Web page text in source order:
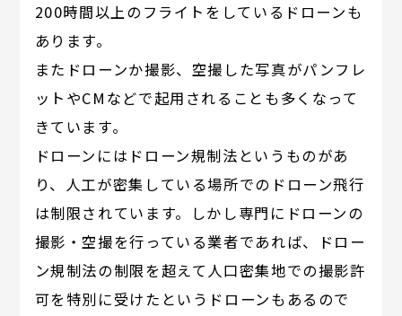
200時間以上のフライトをしているドローンも
あります。
またドローンか撮影、空撮した写真がパンフレ
ットやCMなどで起用されることも多くなって
きています。
ドローンにはドローン規制法というものがあ
り、人工が密集している場所でのドローン飛行
は制限されています。しかし専門にドローンの
撮影・空撮を行っている業者であれば、ドロー
ン規制法の制限を超えて人口密集地での撮影許
可を特別に受けたというドローンもあるので